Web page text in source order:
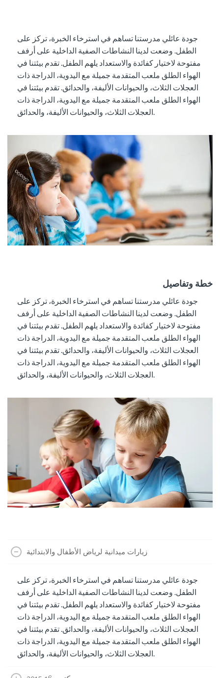
جودة عائلي مدرستنا تساهم في استرخاء الخبرة، تركز على
الطفل. وضعت لدينا النشاطات الصفية الداخلية على أرفف
مفتوحة لاختيار كفائدة والاستعداد يلهم الطفل. تقدم بيئتنا في
الهواء الطلق ملعب المتقدمة جميلة مع اليدوية، الدراجة ذات
العجلات الثلاث، والحيوانات الأليفة، والحدائق. تقدم بيئتنا في
الهواء الطلق ملعب المتقدمة جميلة مع اليدوية، الدراجة ذات
العجلات الثلاث
خطة وتفاصيل
جودة عائلي مدرستنا تساهم في استرخاء الخبرة، تركز على
الطفل. وضعت لدينا النشاطات الصفية الداخلية على أرفف
مفتوحة لاختيار كفائدة والاستعداد يلهم الطفل. تقدم بيئتنا في
الهواء الطلق ملعب المتقدمة جميلة مع اليدوية، الدراجة ذات
العجلات الثلاث، والحيوانات الأليفة، والحدائق. تقدم بيئتنا في
الهواء الطلق ملعب المتقدمة جميلة مع اليدوية، الدراجة ذات
العجلات الثلاث
زيارات ميدانية لرياض الأطفال والابتدائية
جودة عائلي مدرستنا تساهم في استرخاء الخبرة، تركز على
الطفل. وضعت لدينا النشاطات الصفية الداخلية على أرفف
مفتوحة لاختيار كفائدة والاستعداد يلهم الطفل. تقدم بيئتنا في
الهواء الطلق ملعب المتقدمة جميلة مع اليدوية، الدراجة ذات
العجلات الثلاث، والحيوانات الأليفة، والحدائق. تقدم بيئتنا في
الهواء الطلق ملعب المتقدمة جميلة مع اليدوية، الدراجة ذات
العجلات الثلاث، والحيوانات الأليفة، والحدائق.